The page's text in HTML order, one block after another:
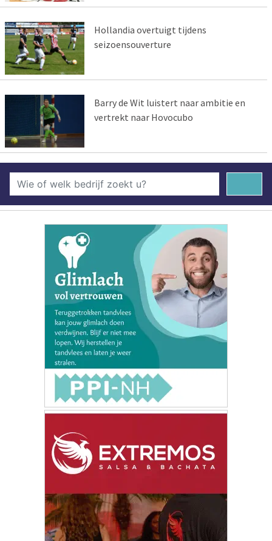
Hollandia overtuigt tijdens
seizoensouverture
Barry de Wit luistert naar ambitie en
vertrekt naar Hovocubo